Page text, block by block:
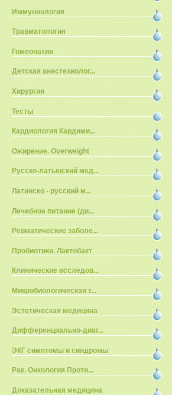
Иммуннология
Травматология
Гомеопатия
Детская анестезиолог...
Хирургия
Тесты
Кардиология Кардими...
Ожирение. Overweight
Русско-латынский мед...
Латинско - русский м...
Лечебное питание (ди...
Ревматические заболе...
Пробиотики. Лактобакт
Клинические исследов...
Микробиологическая т...
Эстетическая медицина
Дифференциально-диаг...
ЭКГ симптомы и синдромы
Рак. Онкология Проти...
Доказательная медицина